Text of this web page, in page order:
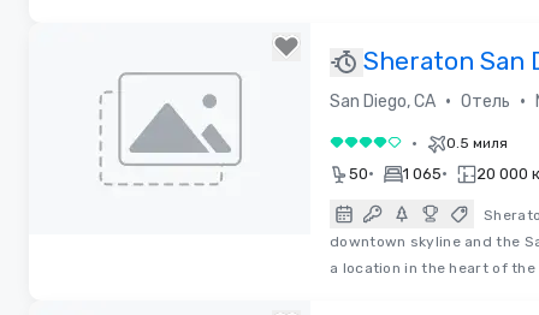
Sheraton San
Resort
San Diego, CA • Отель •
4 из 5 • 0.5 миля
50• 1 065• 20 000
downtown skyline and the
a location in the heart of the